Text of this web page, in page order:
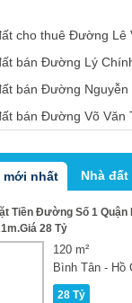
cho thuê Đường Lê
bán Đường Lý
bán Đường Nguyễn
bán Đường Võ Văn
mới nhất Nhà
Tiền Đường Số 1 Quận
28 Tỷ
120 m²
Bình Tân - Hồ
28 Tỷ